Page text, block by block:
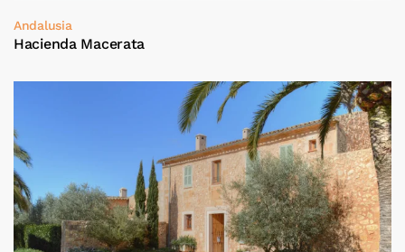
Andalusia
Hacienda Macerata